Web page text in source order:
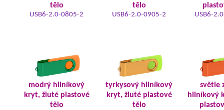
tělo
USB6-2.0-0805-2
tělo
USB6-2.0-0905-2 USB6-
modrý hliníkový
kryt, žluté plastové
tělo
tyrkysový hliníkový
kryt, žluté plastové
tělo
světle
hliníkový